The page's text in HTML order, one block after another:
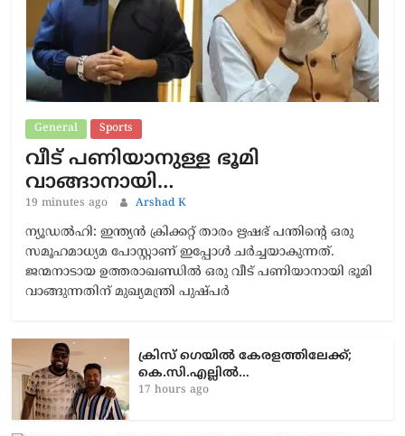
General Sports
വീട് പണിയാനുള്ള ഭൂമി
വാങ്ങാനായി…
19 minutes ago Arshad K
ന്യൂഡൽഹി: ഇന്ത്യൻ ക്രിക്കറ്റ് താരം ഋഷഭ് പന്തിന്‍റെ ഒരു
സമൂഹമാധ്യമ പോസ്റ്റാണ് ഇപ്പോൾ ചർച്ചയാകുന്നത്.
ജന്മനാടായ ഉത്തരാഖണ്ഡിൽ ഒരു വീട് പണിയാനായി ഭൂമി
വാങ്ങുന്നതിന് മുഖ്യമന്ത്രി പുഷ്പർ
ക്രിസ് ഗെയിൽ കേരളത്തിലേക്ക്;
കെ.സി.എല്ലിൽ…
17 hours ago